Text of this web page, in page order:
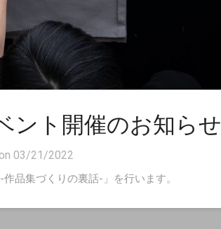
ント開催のお知らせ
03/21/2022
品集づくりの裏話-」を行います。